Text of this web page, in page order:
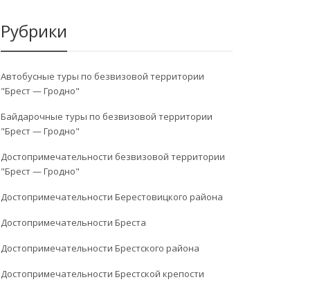
Рубрики
Автобусные туры по безвизовой территории
"Брест — Гродно"
Байдарочные туры по безвизовой территории
"Брест — Гродно"
Достопримечательности безвизовой территории
"Брест — Гродно"
Достопримечательности Берестовицкого района
Достопримечательности Бреста
Достопримечательности Брестского района
Достопримечательности Брестской крепости